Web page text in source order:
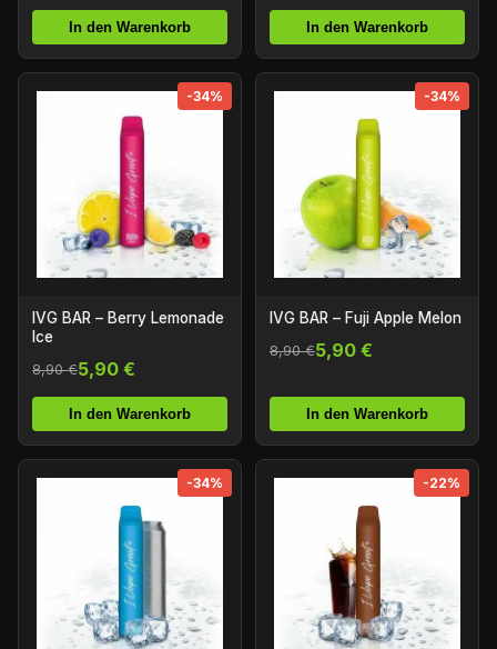
In den Warenkorb In den Warenkorb
-34%
IVG BAR – Berry Lemonade
Ice
8,90 €5,90 €
In den Warenkorb
-34%
IVG BAR – Fuji Apple Melon
8,90 €5,90 €
In den Warenkorb
-34% -22%